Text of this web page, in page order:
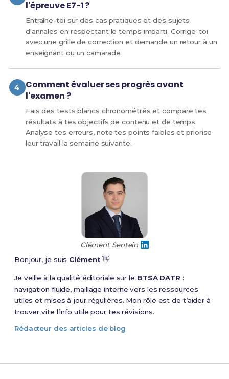
l'épreuve E7-1 ?
Entraîne-toi sur des cas pratiques et des sujets
d'annales en respectant le temps imparti. Corrige-toi
avec une grille de correction et demande un retour à un
enseignant ou un camarade.
Comment évaluer ses progrès avant
l'examen ?
Fais des tests blancs chronométrés et compare tes
résultats à tes objectifs de contenu et de temps.
Analyse tes erreurs, note tes points faibles et priorise
leur travail la semaine suivante.
Clément Sentein
Bonjour, je suis Clément👋
Je veille à la qualité éditoriale sur le BTSA DATR :
navigation fluide, maillage interne vers les ressources
utiles et mises à jour régulières. Mon rôle est de t’aider à
trouver vite l’info utile pour tes révisions.
Rédacteur des articles de blog